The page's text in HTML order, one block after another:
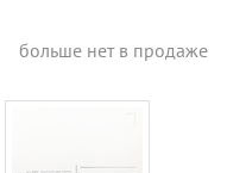
больше нет в продаже